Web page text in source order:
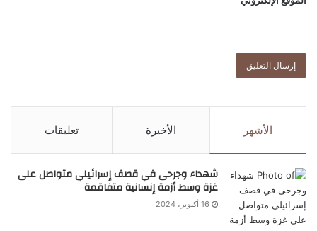
الأشهر الأخيرة تعليقات
شهداء وجرحى في قصف إسرائيلي متواصل على
غزة وسط أزمة إنسانية متفاقمة
16 أكتوبر، 2024